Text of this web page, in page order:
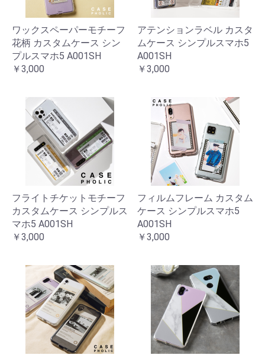
ワックスペーパーモチーフ
花柄 カスタムケース シン
プルスマホ5 A001SH
￥3,000
アテンションラベル カスタ
ムケース シンプルスマホ5
A001SH
￥3,000
フライトチケットモチーフ
カスタムケース シンプルス
マホ5 A001SH
￥3,000
フィルムフレーム カスタム
ケース シンプルスマホ5
A001SH
￥3,000